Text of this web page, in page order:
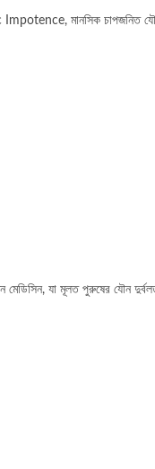
মানসিক চাপজনিত যৌন
যা মূলত পুরুষের যৌন